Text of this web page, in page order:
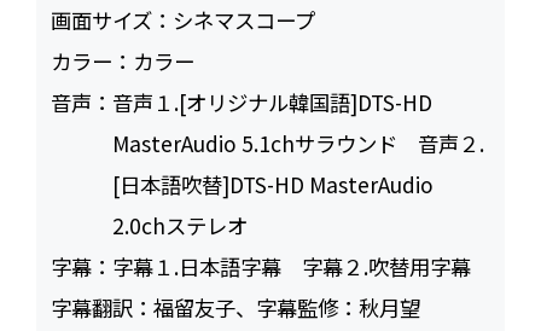
画面サイズ： シネマスコープ
カラー： カラー
音声： 音声１.[オリジナル韓国語]DTS-HD
MasterAudio 5.1chサラウンド 音声２.
[日本語吹替]DTS-HD MasterAudio
2.0chステレオ
字幕： 字幕１.日本語字幕 字幕２.吹替用字幕
字幕翻訳：福留友子、字幕監修：秋月望